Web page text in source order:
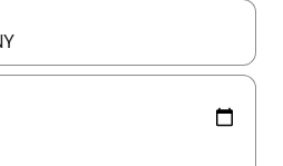
utilisez les flèches vers le